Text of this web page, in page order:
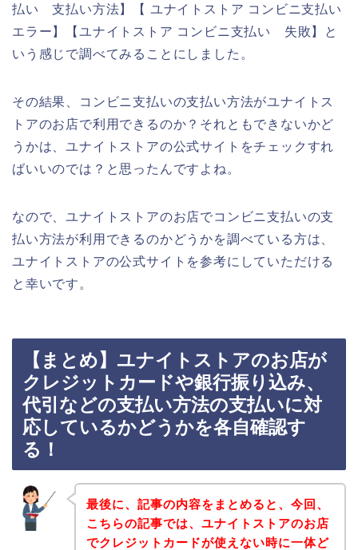
払い 支払い方法】【 ユナイトストア コンビニ支払い
エラー】【ユナイトストア コンビニ支払い 失敗】と
いう感じで調べてみることにしました。
その結果、コンビニ支払いの支払い方法がユナイトス
トアのお店で利用できるのか？それともできないかど
うかは、ユナイトストアの公式サイトをチェックすれ
ばいいのでは？と思ったんですよね。
なので、ユナイトストアのお店でコンビニ支払いの支
払い方法が利用できるのかどうかを調べている方は、
ユナイトストアの公式サイトを参考にしていただける
と幸いです。
【まとめ】ユナイトストアのお店が
クレジットカードや銀行振り込み、
代引などの支払い方法の支払いに対
応しているかどうかを各自確認す
る！
最後に、記事の内容をまとめると、今回、
こちらの記事では、ユナイトストアのお店
でクレジットカードが使えない時に一体ど